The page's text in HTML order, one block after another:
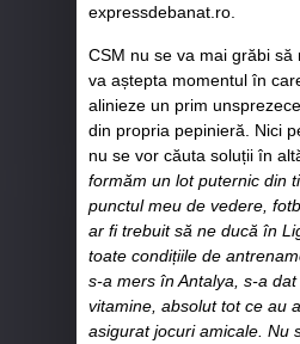
expressdebanat.ro.
CSM nu se va mai grăbi să
va aștepta momentul în
alinieze un prim
din propria pepinieră. Nici
nu se vor căuta soluții în
formăm un lot puternic din
punctul meu de vedere,
ar fi trebuit să ne ducă în
toate condițiile de
s-a mers în Antalya, s-a dat
vitamine, absolut tot ce au
asigurat jocuri amicale. Nu